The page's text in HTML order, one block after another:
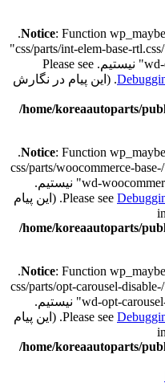
Notice: Function
.
قادر به خواندن کلید "path" با مقدار "/css/parts/int-elem-base-rtl.css"
for more information. (این پیام در نگارش
/home/koreaautoparts/
Notice: Function
.
قادر به خواندن کلید "path" با مقدار "/css/parts/woocommerce-base-
rtl.css" برای برگه شیوه‌نامه "wd-woocommerce-base" نیستیم.
Please seefor more information. (این پیام
/home/koreaautoparts/
Notice: Function
.
قادر به خواندن کلید "path" با مقدار "/css/parts/opt-carousel-disable-
rtl.css" برای برگه شیوه‌نامه "wd-opt-carousel-disable" نیستیم.
Please seefor more information. (این پیام
/home/koreaautoparts/